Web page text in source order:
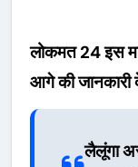
लोकमत 24 इस
आगे की जानकारी
लैलूंगा